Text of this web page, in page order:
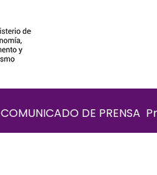
COMUNICADO DE PRENSA